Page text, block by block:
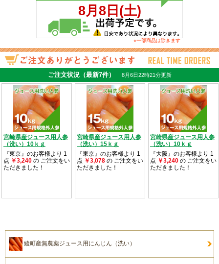
※一部商品は除きます
綾町産無農薬ジュース用にんじん（洗い）